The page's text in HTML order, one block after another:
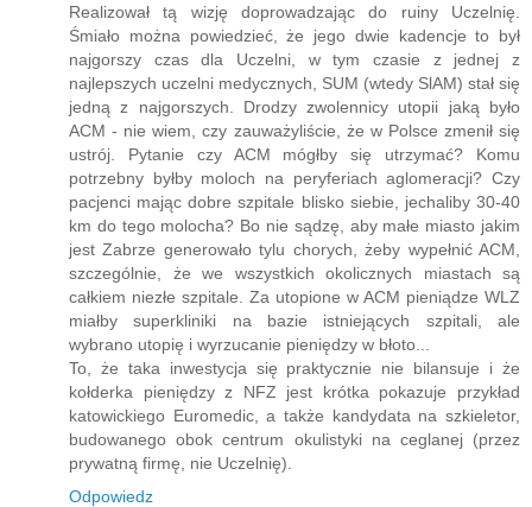
Realizował tą wizję doprowadzając do ruiny Uczelnię.
Śmiało można powiedzieć, że jego dwie kadencje to był
najgorszy czas dla Uczelni, w tym czasie z jednej z
najlepszych uczelni medycznych, SUM (wtedy SlAM) stał się
jedną z najgorszych. Drodzy zwolennicy utopii jaką było
ACM - nie wiem, czy zauważyliście, że w Polsce zmenił się
ustrój. Pytanie czy ACM mógłby się utrzymać? Komu
potrzebny byłby moloch na peryferiach aglomeracji? Czy
pacjenci mając dobre szpitale blisko siebie, jechaliby 30-40
km do tego molocha? Bo nie sądzę, aby małe miasto jakim
jest Zabrze generowało tylu chorych, żeby wypełnić ACM,
szczególnie, że we wszystkich okolicznych miastach są
całkiem niezłe szpitale. Za utopione w ACM pieniądze WLZ
miałby superkliniki na bazie istniejących szpitali, ale
wybrano utopię i wyrzucanie pieniędzy w błoto...
To, że taka inwestycja się praktycznie nie bilansuje i że
kołderka pieniędzy z NFZ jest krótka pokazuje przykład
katowickiego Euromedic, a także kandydata na szkieletor,
budowanego obok centrum okulistyki na ceglanej (przez
prywatną firmę, nie Uczelnię).
Odpowiedz